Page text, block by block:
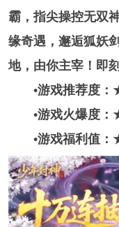
霸，指尖操控无双
缘奇遇，邂逅狐妖
地，由你主宰！即
•游戏推荐度
•游戏火爆度
•游戏福利值